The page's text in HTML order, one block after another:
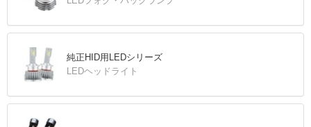
純正HID用LEDシリーズ
LEDヘッドライト